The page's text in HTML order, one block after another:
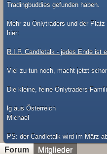
Tradingbuddies gefunden haben.
Mehr zu Onlytraders und der
hier:
R.I.P. Candletalk - jedes Ende ist
Viel zu tun noch, macht jetzt
Die kleine, feine Onlytraders-
lg aus Österreich
Michael
​PS: der Candletalk wird im März
Forum Mitglieder